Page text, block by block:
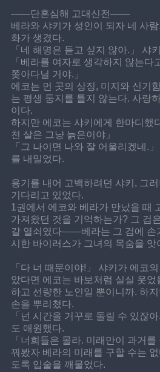
——단혼심해 고대신전——
베라와 샤키가 성인이 되자 네 사
화가 생겼다.
「네 해명은 듣고 싶지 않아.」 샤
「베라를 여자로 생각하지 않는다
쫒아다닐 거야.」
에코는 먼 곳의 상징, 미지와 신기
는 평생 둥지를 틀지 않는다. 사랑
이다.
하지만 에코는 샤키에게 한마디했
천 살은 그냥 늙은이야」
「그 나이면 나와 잘 어울리겠네.
를 내밀었다.
용기를 내어 고백하려던 샤키, 그
기다리고 있었다.
1권에서 에코와 베라가 만났을 때
가져왔던 것을 기억하는가? 그 검
갈 열쇠였다——베라는 그 검에 손
시한 바이러스가 그녀의 목숨을 앗
「다 너 때문이야!」 샤키가 에코
았다면 에코는 바보처럼 실실 웃
하고 선량한 노인일 뿐이니까. 하
손을 뿌리쳤다.
「넌 시간을 거꾸로 돌릴 수 있잖
도 애원했다.
「너희들은 몰라. 미래만이 과거
꿔봤자 베라의 미래를 구할 수는
도록 입술을 깨물었다.